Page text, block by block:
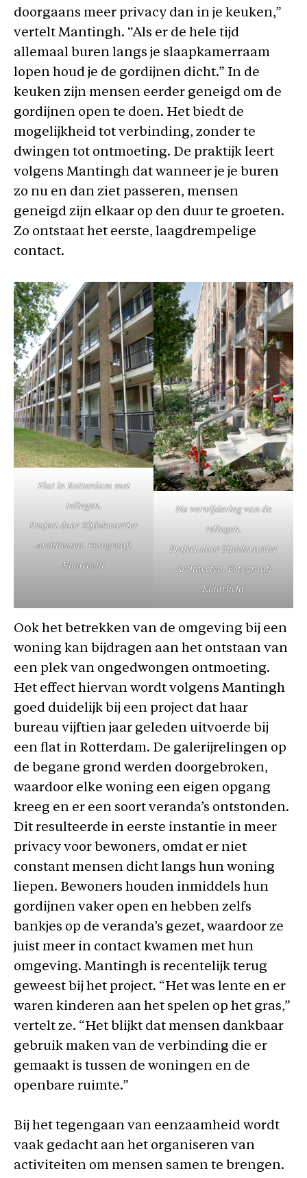
doorgaans meer privacy dan in je keuken,”
vertelt Mantingh. “Als er de hele tijd
allemaal buren langs je slaapkamerraam
lopen houd je de gordijnen dicht.” In de
keuken zijn mensen eerder geneigd om de
gordijnen open te doen. Het biedt de
mogelijkheid tot verbinding, zonder te
dwingen tot ontmoeting. De praktijk leert
volgens Mantingh dat wanneer je je buren
zo nu en dan ziet passeren, mensen
geneigd zijn elkaar op den duur te groeten.
Zo ontstaat het eerste, laagdrempelige
contact.
Flat in Rotterdam met
relingen.
Project door Zijdekwartier
Architecten. Fotograaf:
Klaarlicht
Na verwijdering van de
relingen.
Project door Zijdekwartier
Architecten. Fotograaf:
Klaarlicht
Ook het betrekken van de omgeving bij een
woning kan bijdragen aan het ontstaan van
een plek van ongedwongen ontmoeting.
Het effect hiervan wordt volgens Mantingh
goed duidelijk bij een project dat haar
bureau vijftien jaar geleden uitvoerde bij
een flat in Rotterdam. De galerijrelingen op
de begane grond werden doorgebroken,
waardoor elke woning een eigen opgang
kreeg en er een soort veranda’s ontstonden.
Dit resulteerde in eerste instantie in meer
privacy voor bewoners, omdat er niet
constant mensen dicht langs hun woning
liepen. Bewoners houden inmiddels hun
gordijnen vaker open en hebben zelfs
bankjes op de veranda’s gezet, waardoor ze
juist meer in contact kwamen met hun
omgeving. Mantingh is recentelijk terug
geweest bij het project. “Het was lente en er
waren kinderen aan het spelen op het gras,”
vertelt ze. “Het blijkt dat mensen dankbaar
gebruik maken van de verbinding die er
gemaakt is tussen de woningen en de
openbare ruimte.”
Bij het tegengaan van eenzaamheid wordt
vaak gedacht aan het organiseren van
activiteiten om mensen samen te brengen.